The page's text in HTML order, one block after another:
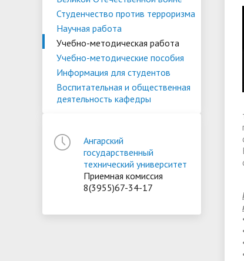
Материально-техническое
обеспечение и оснащенность
образовательного процесса.
Доступная среда
Среднемесячная заработная плата
бухгалтера
Конкурсы и вакансии
Проекты, гранты и конкурсы
Условия обучения инвалидов и лиц
с ОВЗ
в
Патриотический клуб ФГБОУ ВО
«АнГТУ»
Конкурсные списки
Списки зачисленных
Студенчество против терроризма
Научная работа
Учебно-методическая работа
Учебно-методические пособия
Информация для студентов
Воспитательная и общественная
деятельность кафедры
Ангарский
государственный
технический университет
Приемная комиссия
8(3955)67-34-17